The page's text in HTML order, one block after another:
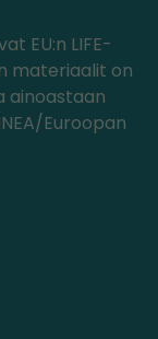
EU:n LIFE-
materiaalit on
ainoastaan
Euroopan